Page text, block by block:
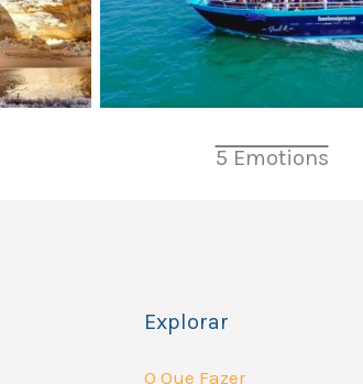
5 Emotions
Explorar
O Que Fazer